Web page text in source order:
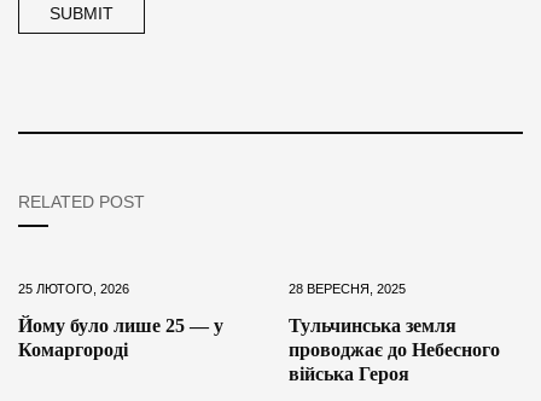
RELATED POST
25 ЛЮТОГО, 2026
Йому було лише 25 — у
Комаргороді
28 ВЕРЕСНЯ, 2025
Тульчинська земля
проводжає до Небесного
війська Героя